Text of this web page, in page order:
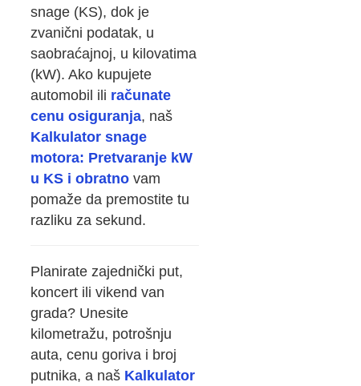
snage (KS), dok je
zvanični podatak, u
saobraćajnoj, u kilovatima
(kW). Ako kupujete
automobil ili računate
cenu osiguranja, naš
Kalkulator snage
motora: Pretvaranje kW
u KS i obratno vam
pomaže da premostite tu
razliku za sekund.
Planirate zajednički put,
koncert ili vikend van
grada? Unesite
kilometražu, potrošnju
auta, cenu goriva i broj
putnika, a naš Kalkulator